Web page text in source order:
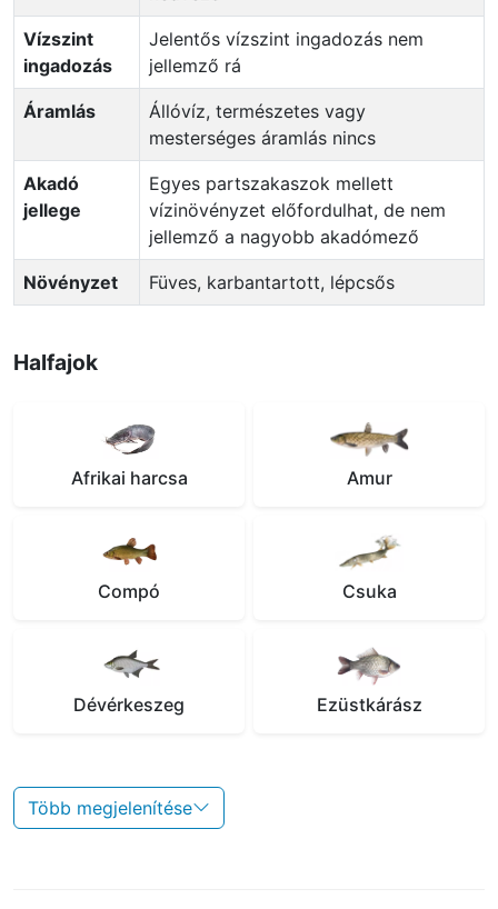
Vízszint
ingadozás
Jelentős vízszint ingadozás nem
jellemző rá
Áramlás
Állóvíz, természetes vagy
mesterséges áramlás nincs
Akadó
jellege
Egyes partszakaszok mellett
vízinövényzet előfordulhat, de nem
jellemző a nagyobb akadómező
Növényzet Füves, karbantartott, lépcsős
Halfajok
Afrikai harcsa Amur
Compó Csuka
Dévérkeszeg Ezüstkárász
Több megjelenítése